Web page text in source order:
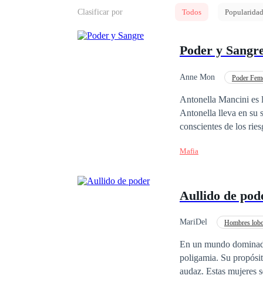
Clasificar por Todos Popularidad
Poder y
Anne Mon Poder
Antonella Mancini es
Antonella lleva en su
conscientes de los
siempre encuentra la
Mafia
Aullido de
MariDel Hombres
En un mundo
poligamia. Su
audaz. Estas mujeres